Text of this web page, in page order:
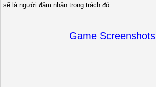
sẽ là người đảm nhận trọng trách đó...
Game Screenshots